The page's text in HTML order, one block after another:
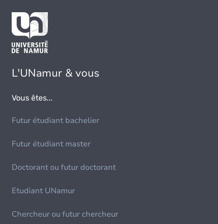
L'UNamur & vous
Vous êtes...
Futur étudiant bachelier
Futur étudiant master
Doctorant ou futur doctorant
Etudiant UNamur
Chercheur ou futur chercheur